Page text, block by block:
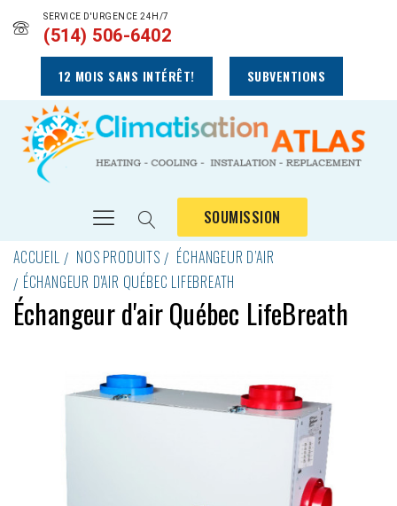
SERVICE D'URGENCE 24H/7
(514) 506-6402
12 MOIS SANS INTÉRÊT! SUBVENTIONS
SOUMISSION
ACCUEIL
NOS PRODUITS
ÉCHANGEUR D’AIR
ÉCHANGEUR D'AIR QUÉBEC LIFEBREATH
Échangeur d'air Québec LifeBreath